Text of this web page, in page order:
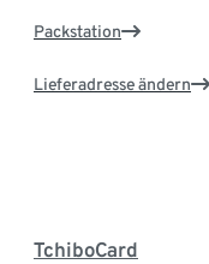
Packstation
Lieferadresse ändern
TchiboCard